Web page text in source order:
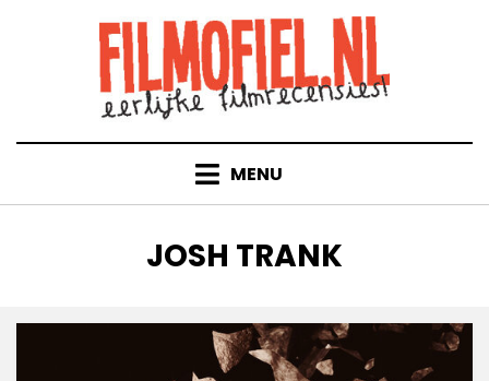
MENU
TAG
:
JOSH TRANK